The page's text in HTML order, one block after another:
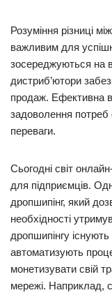
Розуміння різниці
важливим для
зосереджуються на
дистриб’ютори
продаж. Ефективна
задоволення потреб
переваги.
Сьогодні світ
для підприємців.
дропшипінг, який
необхідності
дропшипінгу
автоматизують
монетизувати свій
мережі. Наприклад,